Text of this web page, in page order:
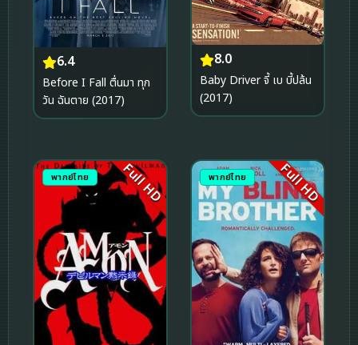
6.4
Before I Fall ตื่นมา ทุก
วัน ฉันตาย (2017)
8.0
Baby Driver จี้ เบ บี้ปล้น
(2017)
พากย์ไทย Full HD พากย์ไทย Full HD